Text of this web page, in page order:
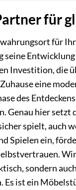
für
für
seine
Investition, die
eine
des
Genau hier setzt
spielt, auch
Spielen ein,
sondern
ist ein